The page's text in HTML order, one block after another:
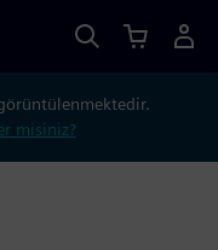
misiniz?